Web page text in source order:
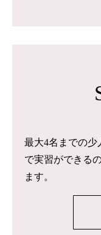
最大4名までの少
で実習ができる
ます。